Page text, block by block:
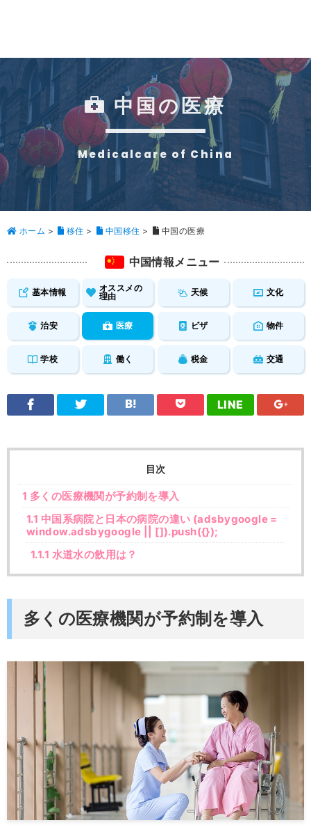
中国の医療
Medicalcare of China
ホーム > 移住 > 中国移住 > 中国の医療
中国情報メニュー
基本情報 オススメの
理由 天候 文化
治安 医療 ビザ 物件
学校 働く 税金 交通
LINE
目次
1 多くの医療機関が予約制を導入
1.1 中国系病院と日本の病院の違い (adsbygoogle =
window.adsbygoogle || []).push({});
1.1.1 水道水の飲用は？
多くの医療機関が予約制を導入